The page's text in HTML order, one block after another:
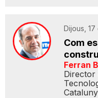
Dijous,
Com
Ferran
Director